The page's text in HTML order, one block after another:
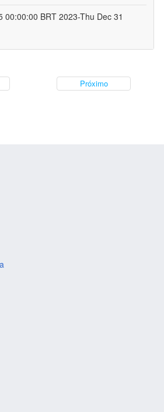
00:00:00 BRT 2023-Thu Dec 31
Próximo